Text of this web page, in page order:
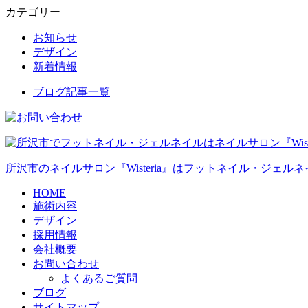
カテゴリー
お知らせ
デザイン
新着情報
ブログ記事一覧
所沢市のネイルサロン『Wisteria』はフットネイル・ジェルネ
HOME
施術内容
デザイン
採用情報
会社概要
お問い合わせ
よくあるご質問
ブログ